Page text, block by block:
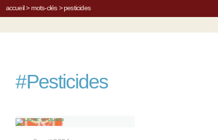
accueil> mots-clés> pesticides
#Pesticides